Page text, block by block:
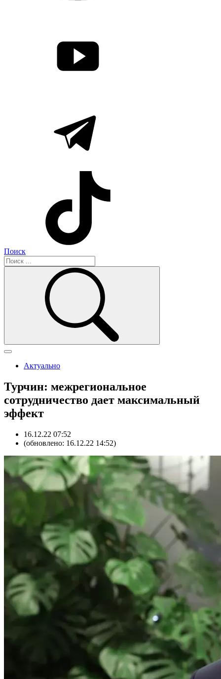
Поиск
Актуально
Турчин: межрегиональное
сотрудничество дает максимальный
эффект
16.12.22 07:52
(обновлено: 16.12.22 14:52)